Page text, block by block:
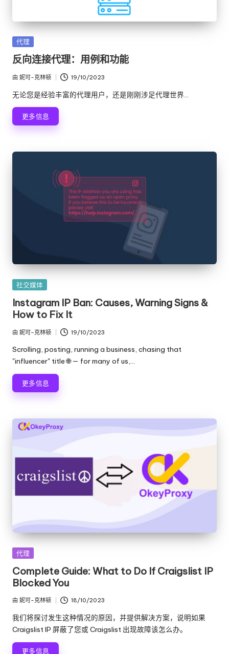
发
布
在
代理
反向连接代理：用例和功能
发
布
由 妮可-克林顿 19/10/2023
无论您是经验丰富的代理用户，还是刚刚涉足代理世界...
更多信息
发
在
社交媒体
Instagram IP Ban: Causes, Warning Signs &
How to Fix It
发
布
者
由 妮可-克林顿 19/10/2023
Scrolling, posting, running a business, chasing that
"influencer" title 🌐 — for many of us,…
更多信息
发
在
代理
Complete Guide: What to Do If Craigslist IP
Blocked You
发
布
者
由 妮可-克林顿 18/10/2023
我们将探讨发生这种情况的原因，并提供解决方案，说明如果
Craigslist IP 屏蔽了您或 Craigslist 出现故障该怎么办。
更多信息